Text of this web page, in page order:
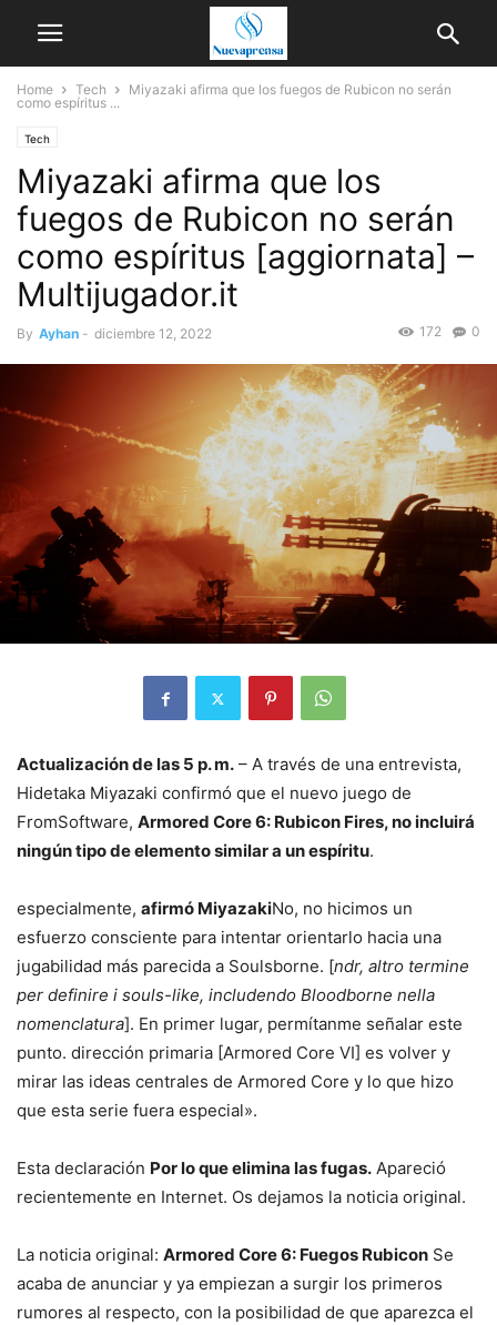
Home Tech
Miyazaki afirma que los fuegos de Rubicon no serán
como espíritus ...
Tech
Miyazaki afirma que los
fuegos de Rubicon no serán
como espíritus [aggiornata] –
Multijugador.it
By Ayhan - diciembre 12, 2022 0
172
Actualización de las 5 p. m. – A través de una entrevista,
Hidetaka Miyazaki confirmó que el nuevo juego de
FromSoftware, Armored Core 6: Rubicon Fires, no incluirá
ningún tipo de elemento similar a un espíritu.
especialmente, afirmó MiyazakiNo, no hicimos un
esfuerzo consciente para intentar orientarlo hacia una
jugabilidad más parecida a Soulsborne. [ndr, altro termine
per definire i souls-like, includendo Bloodborne nella
nomenclatura]. En primer lugar, permítanme señalar este
punto. dirección primaria [Armored Core VI] es volver y
mirar las ideas centrales de Armored Core y lo que hizo
que esta serie fuera especial».
Esta declaración Por lo que elimina las fugas. Apareció
recientemente en Internet. Os dejamos la noticia original.
La noticia original: Armored Core 6: Fuegos Rubicon Se
acaba de anunciar y ya empiezan a surgir los primeros
rumores al respecto, con la posibilidad de que aparezca el